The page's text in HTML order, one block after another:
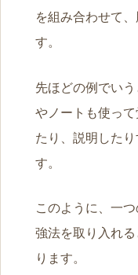
を組み合わせて
す。
先ほどの例でい
やノートも使っ
たり、説明した
す。
このように、一
強法を取り入れ
ります。